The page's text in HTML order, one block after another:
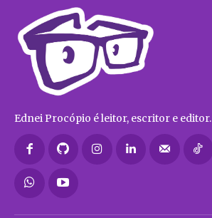
Ednei Procópio é leitor, escritor e editor.